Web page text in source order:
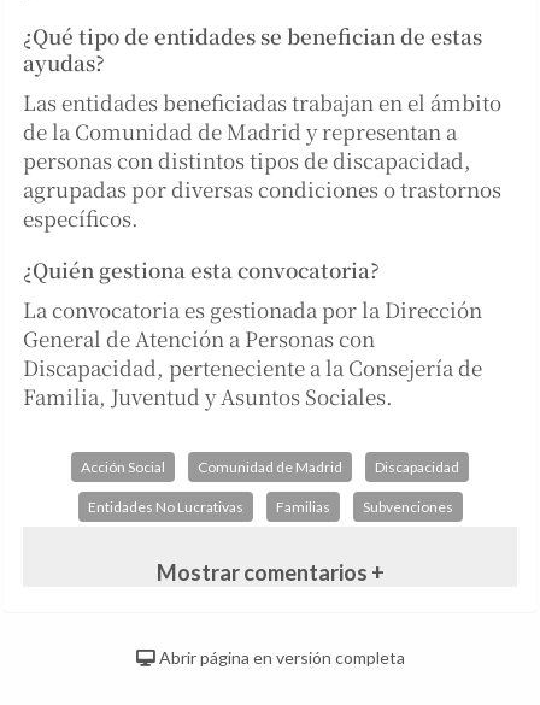
¿Qué tipo de entidades se benefician de estas
ayudas?
Las entidades beneficiadas trabajan en el ámbito
de la Comunidad de Madrid y representan a
personas con distintos tipos de discapacidad,
agrupadas por diversas condiciones o trastornos
específicos.
¿Quién gestiona esta convocatoria?
La convocatoria es gestionada por la Dirección
General de Atención a Personas con
Discapacidad, perteneciente a la Consejería de
Familia, Juventud y Asuntos Sociales.
Acción Social Comunidad de Madrid Discapacidad
Entidades No Lucrativas Familias Subvenciones
Mostrar comentarios +
Abrir página en versión completa